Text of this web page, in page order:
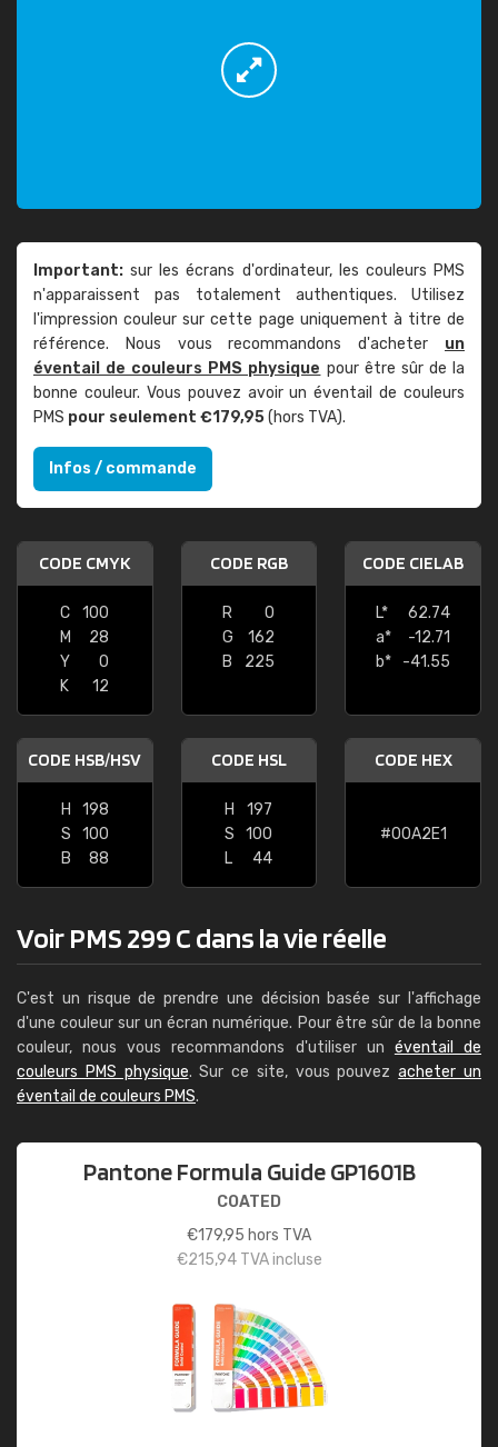
Important: sur les écrans d'ordinateur, les couleurs PMS
n'apparaissent pas totalement authentiques. Utilisez
l'impression couleur sur cette page uniquement à titre de
référence. Nous vous recommandons d'acheter un
éventail de couleurs PMS physique pour être sûr de la
bonne couleur. Vous pouvez avoir un éventail de couleurs
PMS pour seulement €179,95(hors TVA).
Infos / commande
CODE CMYK
C
100
M
28
Y
0
K
12
CODE RGB
R
0
G
162
B
225
CODE CIELAB
L*
62.74
a*
-12.71
b*
-41.55
CODE HSB/HSV
H
198
S
100
B
88
CODE HSL
H
197
S
100
L
44
CODE HEX
#00A2E1
Voir PMS 299 C dans la vie réelle
C'est un risque de prendre une décision basée sur l'affichage
d'une couleur sur un écran numérique. Pour être sûr de la bonne
couleur, nous vous recommandons d'utiliser un éventail de
couleurs PMS physique. Sur ce site, vous pouvezacheter un
éventail de couleurs PMS.
Pantone Formula Guide GP1601B
COATED
€179,95 hors TVA
€215,94TVA incluse